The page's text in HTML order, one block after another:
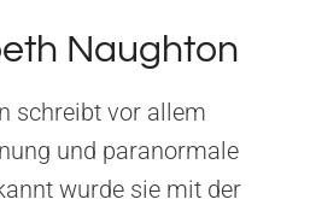
Naughton
schreibt vor allem
und paranormale
wurde sie mit der